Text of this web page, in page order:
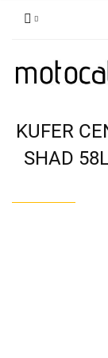
KUFER
SHAD